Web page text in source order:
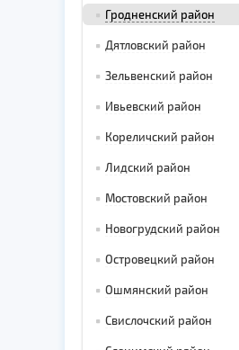
Гродненский район
Дятловский район
Зельвенский район
Ивьевский район
Кореличский район
Лидский район
Мостовский район
Новогрудский район
Островецкий район
Ошмянский район
Свислочский район